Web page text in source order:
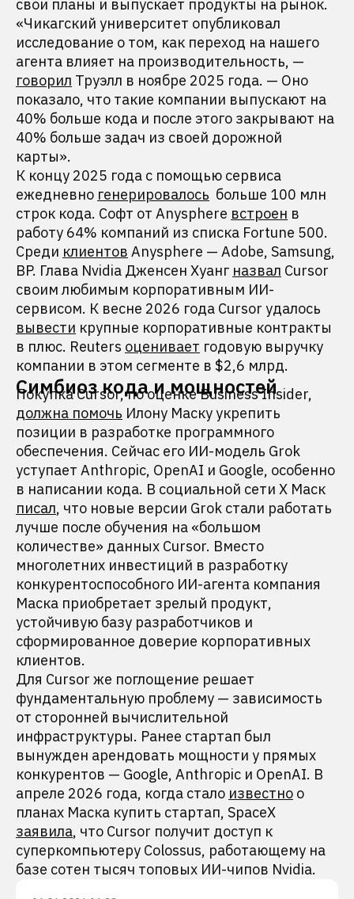
свои планы и выпускает продукты на рынок.
«Чикагский университет опубликовал
исследование о том, как переход на нашего
агента влияет на производительность, —
говорил Труэлл в ноябре 2025 года. — Оно
показало, что такие компании выпускают на
40% больше кода и после этого закрывают на
40% больше задач из своей дорожной
карты».
К концу 2025 года с помощью сервиса
ежедневно генерировалось больше 100 млн
строк кода. Софт от Anysphere встроен в
работу 64% компаний из списка Fortune 500.
Среди клиентов Anysphere — Adobe, Samsung,
BP. Глава Nvidia Дженсен Хуанг назвал Cursor
своим любимым корпоративным ИИ-
сервисом. К весне 2026 года Cursor удалось
вывести крупные корпоративные контракты
в плюс. Reuters оценивает годовую выручку
компании в этом сегменте в $2,6 млрд.
Симбиоз кода и мощностей
Покупка Cursor, по оценке Business Insider,
должна помочь Илону Маску укрепить
позиции в разработке программного
обеспечения. Сейчас его ИИ-модель Grok
уступает Anthropic, OpenAI и Google, особенно
в написании кода. В социальной сети X Маск
писал, что новые версии Grok стали работать
лучше после обучения на «большом
количестве» данных Cursor. Вместо
многолетних инвестиций в разработку
конкурентоспособного ИИ-агента компания
Маска приобретает зрелый продукт,
устойчивую базу разработчиков и
сформированное доверие корпоративных
клиентов.
Для Cursor же поглощение решает
фундаментальную проблему — зависимость
от сторонней вычислительной
инфраструктуры. Ранее стартап был
вынужден арендовать мощности у прямых
конкурентов — Google, Anthropic и OpenAI. В
апреле 2026 года, когда стало известно о
планах Маска купить стартап, SpaceX
заявила, что Cursor получит доступ к
суперкомпьютеру Colossus, работающему на
базе сотен тысяч топовых ИИ-чипов Nvidia.